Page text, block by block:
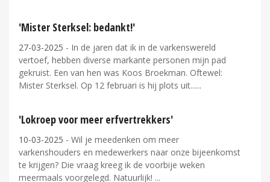
'Mister Sterksel: bedankt!'
27-03-2025 - In de jaren dat ik in de varkenswereld
vertoef, hebben diverse markante personen mijn pad
gekruist. Een van hen was Koos Broekman. Oftewel:
Mister Sterksel. Op 12 februari is hij plots uit...
'Lokroep voor meer erfvertrekkers'
10-03-2025 - Wil je meedenken om meer
varkenshouders en medewerkers naar onze bijeenkomst
te krijgen? Die vraag kreeg ik de voorbije weken
meermaals voorgelegd. Natuurlijk!